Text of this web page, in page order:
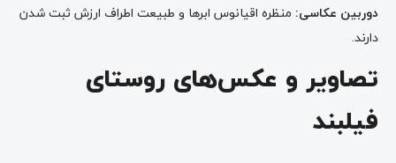
دوربین عکاسی: منظره اقیانوس ابرها و طبیعت اطراف ارزش ثبت شدن
دارند.
تصاویر و عکس‌های روستای
فیلبند